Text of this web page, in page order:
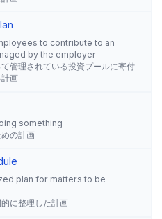
to contribute to an
by the employer
管理されている投資プールに寄付
画
something
の計画
plan for matters to be
に整理した計画